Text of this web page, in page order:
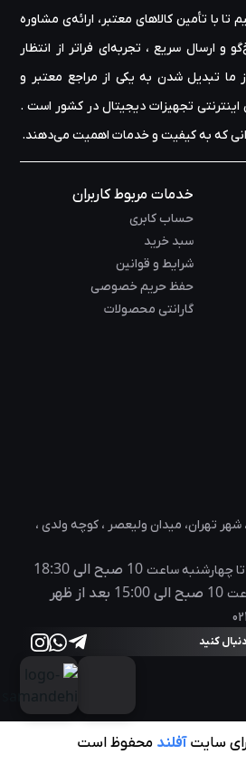
تا با تأمین کالاهای معتبر، ارائه‌ی مشاوره‌
ارسال سریع ، تجربه‌ای فراتر از انتظار
ما تبدیل شدن به یکی از مراجع معتبر و
تجهیزات دیجیتال در کشور است .
که به کیفیت و خدمات اهمیت می‌دهند.
خدمات مربوط کاربران
حساب کابری
سبد خرید
شرایط و قوانین
حفظ حریم خصوصی
گارانتی محصولات
شهر تهران، میدان ولیعصر ، کوچه ولدی ،
چهارشنبه ساعت 10 صبح الی18:30
10 صبح الی15:00 بعد از ظهر
کنید
سایتآفلند محفوظ است